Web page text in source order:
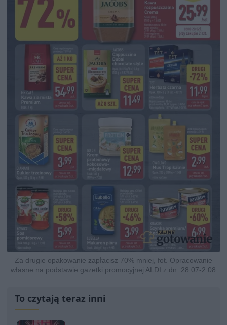
Za drugie opakowanie zapłacisz 70% mniej, fot. Opracowanie
własne na podstawie gazetki promocyjnej ALDI z dn. 28.07-2.08
To czytają teraz inni